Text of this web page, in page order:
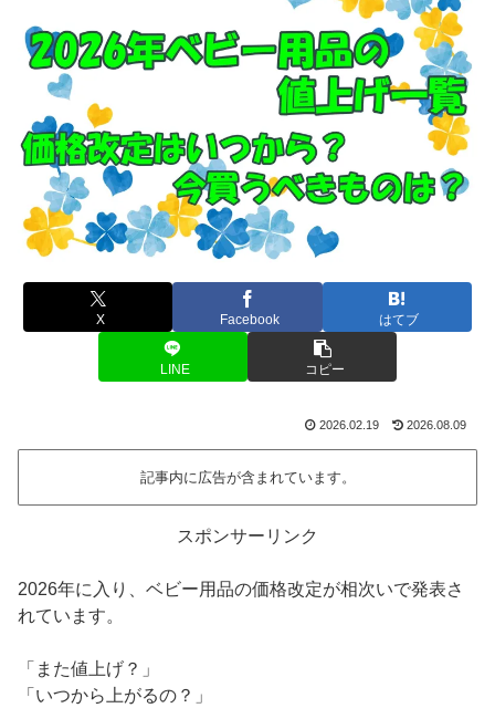
X Facebook はてブ
LINE コピー
2026.02.19 2026.08.09
記事内に広告が含まれています。
スポンサーリンク
2026年に入り、ベビー用品の価格改定が相次いで発表さ
れています。
「また値上げ？」
「いつから上がるの？」